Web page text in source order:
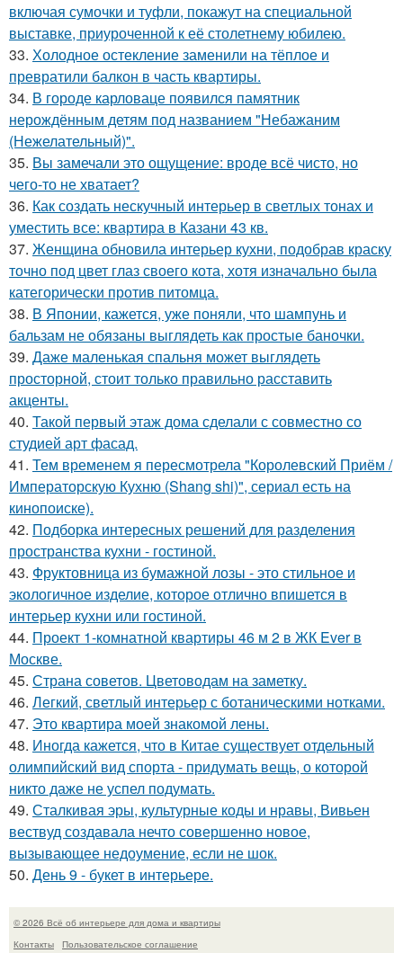
включая сумочки и туфли, покажут на специальной
выставке, приуроченной к её столетнему юбилею.
33. Холодное остекление заменили на тёплое и
превратили балкон в часть квартиры.
34. В городе карловаце появился памятник
нерождённым детям под названием "Небажаним
(Нежелательный)".
35. Вы замечали это ощущение: вроде всё чисто, но
чего-то не хватает?
36. Как создать нескучный интерьер в светлых тонах и
уместить все: квартира в Казани 43 кв.
37. Женщина обновила интерьер кухни, подобрав краску
точно под цвет глаз своего кота, хотя изначально была
категорически против питомца.
38. В Японии, кажется, уже поняли, что шампунь и
бальзам не обязаны выглядеть как простые баночки.
39. Даже маленькая спальня может выглядеть
просторной, стоит только правильно расставить
акценты.
40. Такой первый этаж дома сделали с совместно со
студией арт фасад.
41. Тем временем я пересмотрела "Королевский Приём /
Императорскую Кухню (Shang shi)", сериал есть на
кинопоиске).
42. Подборка интересных решений для разделения
пространства кухни - гостиной.
43. Фруктовница из бумажной лозы - это стильное и
экологичное изделие, которое отлично впишется в
интерьер кухни или гостиной.
44. Проект 1-комнатной квартиры 46 м 2 в ЖК Ever в
Москве.
45. Страна советов. Цветоводам на заметку.
46. Легкий, светлый интерьер с ботаническими нотками.
47. Это квартира моей знакомой лены.
48. Иногда кажется, что в Китае существует отдельный
олимпийский вид спорта - придумать вещь, о которой
никто даже не успел подумать.
49. Сталкивая эры, культурные коды и нравы, Вивьен
вествуд создавала нечто совершенно новое,
вызывающее недоумение, если не шок.
50. День 9 - букет в интерьере.
© 2026 Всё об интерьере для дома и квартиры
Контакты
Пользовательское соглашение